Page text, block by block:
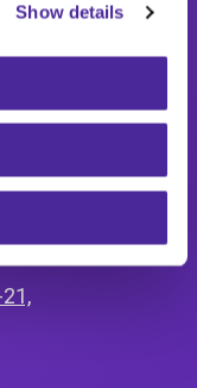
Show details